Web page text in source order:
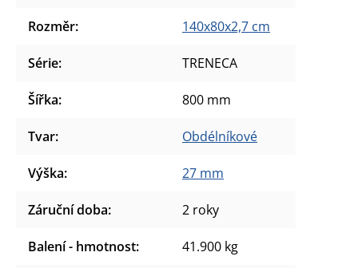
Rozměr: 140x80x2,7 cm
Série: TRENECA
Šířka: 800 mm
Tvar: Obdélníkové
Výška: 27 mm
Záruční doba: 2 roky
Balení - hmotnost: 41.900 kg